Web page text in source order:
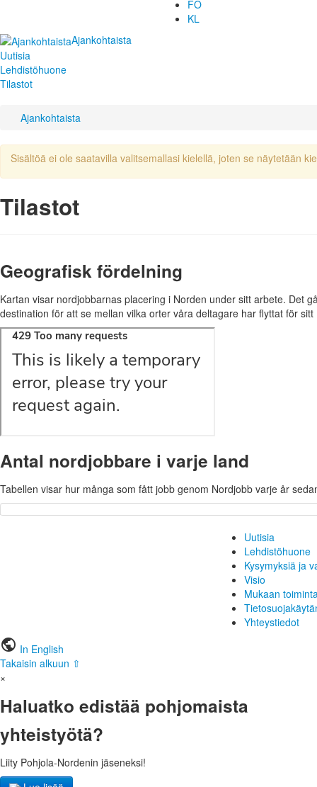
FO
KL
Ajankohtaista
Uutisia
Lehdistöhuone
Tilastot
Ajankohtaista
Sisältöä ei ole saatavilla valitsemallasi kielellä, joten se näytetään
Tilastot
Geografisk fördelning
Kartan visar nordjobbarnas placering i Norden under sitt arbete. Det
destination för att se mellan vilka orter våra deltagare har flyttat för sitt
Antal nordjobbare i varje land
Tabellen visar hur många som fått jobb genom Nordjobb varje år
Uutisia
Lehdistöhuone
Kysymyksiä ja
Visio
Mukaan
Yhteystiedot
public In English
Takaisin alkuun ⇧
×
Haluatko edistää pohjomaista
yhteistyötä?
Liity Pohjola-Nordenin jäseneksi!